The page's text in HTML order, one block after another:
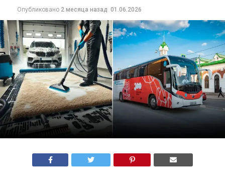
Опубликовано 2 месяца назад 01.06.2026